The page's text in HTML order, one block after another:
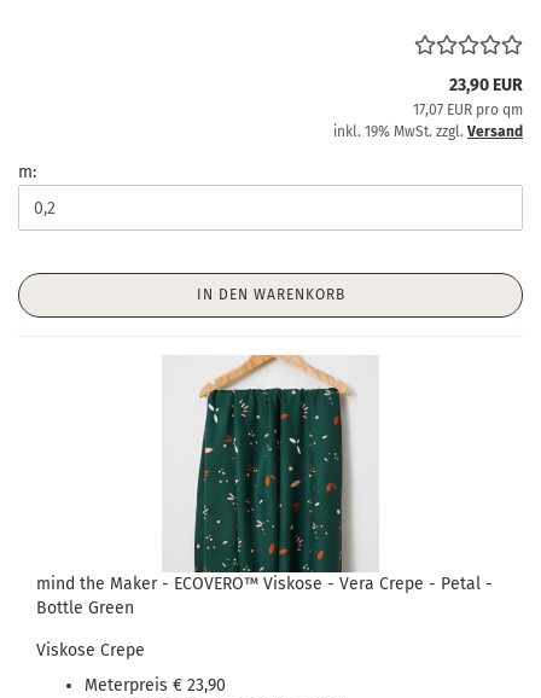
23,90 EUR
17,07 EUR pro qm
inkl. 19% MwSt. zzgl. Versand
m:
IN DEN WARENKORB
mind the Maker - ECOVERO™ Viskose - Vera Crepe - Petal -
Bottle Green
Viskose Crepe
Meterpreis € 23,90